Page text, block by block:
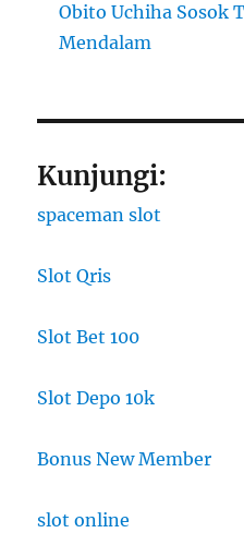
Obito Uchiha Sosok
Mendalam
Kunjungi:
spaceman slot
Slot Qris
Slot Bet 100
Slot Depo 10k
Bonus New Member
slot online